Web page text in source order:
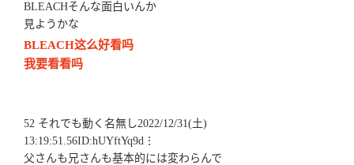
BLEACHそんな面白いんか
見ようかな
BLEACH这么好看吗
我要看看吗
52 それでも動く名無し2022/12/31(土)
13:19:51.56ID:hUYftYq9d⋮
父さんも兄さんも基本的には変わらんで